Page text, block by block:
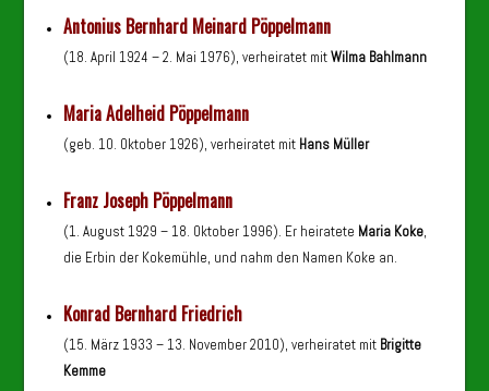
Antonius Bernhard Meinard Pöppelmann
(18. April 1924 – 2. Mai 1976), verheiratet mitWilma Bahlmann
Maria Adelheid Pöppelmann
(geb. 10. Oktober 1926), verheiratet mit Hans Müller
Franz Joseph Pöppelmann
(1. August 1929 – 18. Oktober 1996). Er heiratete Maria Koke,
die Erbin der Kokemühle, und nahm den Namen Koke an.
Konrad Bernhard Friedrich
(15. März 1933 – 13. November 2010), verheiratet mit Brigitte
Kemme